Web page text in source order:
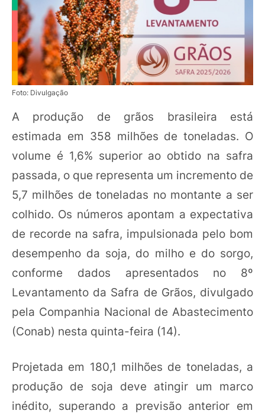
Foto: Divulgação
A produção de grãos brasileira está
estimada em 358 milhões de toneladas. O
volume é 1,6% superior ao obtido na safra
passada, o que representa um incremento de
5,7 milhões de toneladas no montante a ser
colhido. Os números apontam a expectativa
de recorde na safra, impulsionada pelo bom
desempenho da soja, do milho e do sorgo,
conforme dados apresentados no 8º
Levantamento da Safra de Grãos, divulgado
pela Companhia Nacional de Abastecimento
(Conab) nesta quinta-feira (14).
Projetada em 180,1 milhões de toneladas, a
produção de soja deve atingir um marco
inédito, superando a previsão anterior em